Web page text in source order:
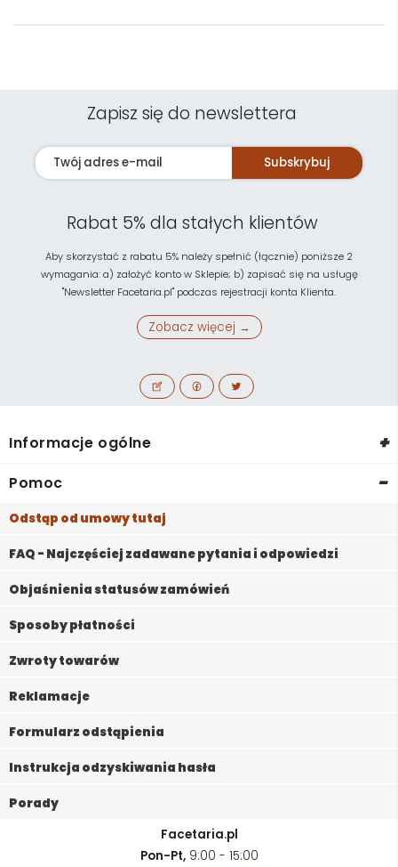
Zapisz się do newslettera
Subskrybuj
Rabat 5% dla stałych klientów
Aby skorzystać z rabatu 5% należy spełnić (łącznie) poniższe 2
wymagania: a) założyć konto w Sklepie; b) zapisać się na usługę
"Newsletter Facetaria.pl" podczas rejestracji konta Klienta.
Zobacz więcej →
Informacje ogólne +
Pomoc -
Odstąp od umowy tutaj
FAQ - Najczęściej zadawane pytania i odpowiedzi
Objaśnienia statusów zamówień
Sposoby płatności
Zwroty towarów
Reklamacje
Formularz odstąpienia
Instrukcja odzyskiwania hasła
Porady
Facetaria.pl
Pon-Pt,9:00 - 15:00